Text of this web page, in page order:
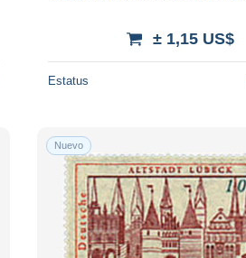
± 1,15 US$
Estatus
Nuevo